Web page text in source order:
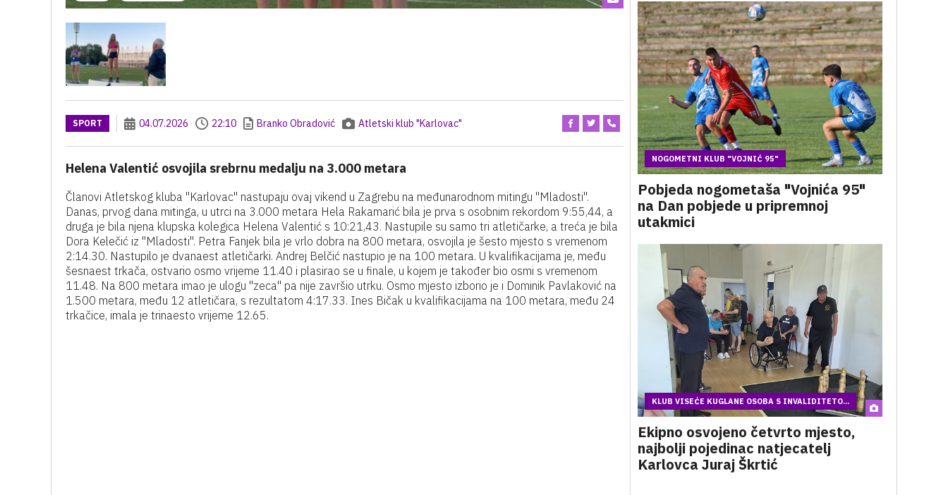
SPORT 04.07.2026 22:10 Branko Obradović Atletski klub "Karlovac"
Helena Valentić osvojila srebrnu medalju na 3.000 metara
Članovi Atletskog kluba "Karlovac" nastupaju ovaj vikend u Zagrebu na međunarodnom mitingu "Mladosti".
Danas, prvog dana mitinga, u utrci na 3.000 metara Hela Rakamarić bila je prva s osobnim rekordom 9:55,44, a
druga je bila njena klupska kolegica Helena Valentić s 10:21,43. Nastupile su samo tri atletičarke, a treća je bila
Dora Kelečić iz "Mladosti". Petra Fanjek bila je vrlo dobra na 800 metara, osvojila je šesto mjesto s vremenom
2:14.30. Nastupilo je dvanaest atletičarki. Andrej Belčić nastupio je na 100 metara. U kvalifikacijama je, među
šesnaest trkača, ostvario osmo vrijeme 11.40 i plasirao se u finale, u kojem je također bio osmi s vremenom
11.48. Na 800 metara imao je ulogu "zeca" pa nije završio utrku. Osmo mjesto izborio je i Dominik Pavlaković na
1.500 metara, među 12 atletičara, s rezultatom 4:17.33. Ines Bičak u kvalifikacijama na 100 metara, među 24
trkačice, imala je trinaesto vrijeme 12.65.
NOGOMETNI KLUB "VOJNIĆ 95"
Pobjeda nogometaša "Vojnića 95"
na Dan pobjede u pripremnoj
utakmici
KLUB VISEĆE KUGLANE OSOBA S INVALIDITETO...
Ekipno osvojeno četvrto mjesto,
najbolji pojedinac natjecatelj
Karlovca Juraj Škrtić